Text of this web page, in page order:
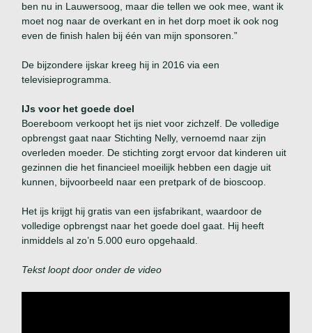
ben nu in Lauwersoog, maar die tellen we ook mee, want ik
moet nog naar de overkant en in het dorp moet ik ook nog
even de finish halen bij één van mijn sponsoren.”
De bijzondere ijskar kreeg hij in 2016 via een
televisieprogramma.
IJs voor het goede doel
Boereboom verkoopt het ijs niet voor zichzelf. De volledige
opbrengst gaat naar Stichting Nelly, vernoemd naar zijn
overleden moeder. De stichting zorgt ervoor dat kinderen uit
gezinnen die het financieel moeilijk hebben een dagje uit
kunnen, bijvoorbeeld naar een pretpark of de bioscoop.
Het ijs krijgt hij gratis van een ijsfabrikant, waardoor de
volledige opbrengst naar het goede doel gaat. Hij heeft
inmiddels al zo’n 5.000 euro opgehaald.
Tekst loopt door onder de video